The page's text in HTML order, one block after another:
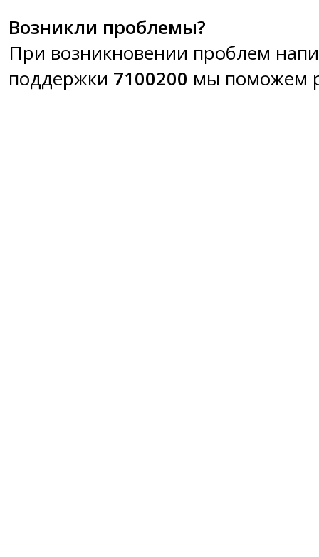
Возникли проблемы?
При возникновении проблем
поддержки 7100200 мы поможем